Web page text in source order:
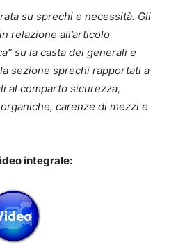
su sprechi e necessità. Gli
relazione all’articolo
su la casta dei generali e
sezione sprechi rapportati a
al comparto sicurezza,
carenze di mezzi e
integrale: